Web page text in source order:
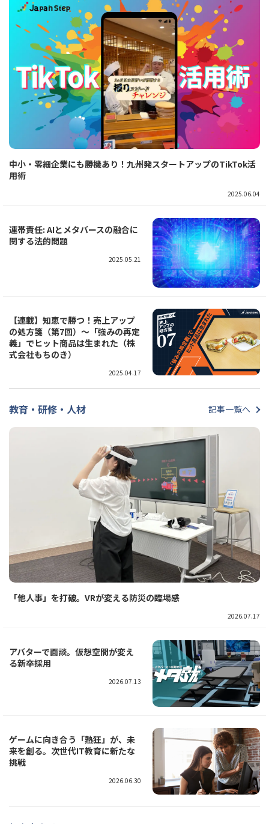
中小・零細企業にも勝機あり！九州発スタートアップのTikTok活
用術
2025.06.04
連帯責任: AIとメタバースの融合に
関する法的問題
2025.05.21
【連載】知恵で勝つ！売上アップ
の処方箋（第7回）～「強みの再定
義」でヒット商品は生まれた（株
式会社もちのき）
2025.04.17
教育・研修・人材 記事一覧へ
「他人事」を打破。VRが変える防災の臨場感
2026.07.17
アバターで面談。仮想空間が変え
る新卒採用
2026.07.13
ゲームに向き合う「熱狂」が、未
来を創る。次世代IT教育に新たな
挑戦
2026.06.30